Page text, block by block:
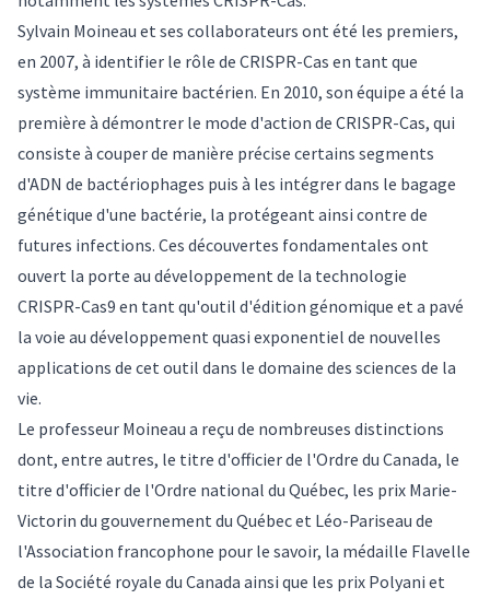
Sylvain Moineau et ses collaborateurs ont été les premiers,
en 2007, à identifier le rôle de CRISPR-Cas en tant que
système immunitaire bactérien. En 2010, son équipe a été la
première à démontrer le mode d'action de CRISPR-Cas, qui
consiste à couper de manière précise certains segments
d'ADN de bactériophages puis à les intégrer dans le bagage
génétique d'une bactérie, la protégeant ainsi contre de
futures infections. Ces découvertes fondamentales ont
ouvert la porte au développement de la technologie
CRISPR-Cas9 en tant qu'outil d'édition génomique et a pavé
la voie au développement quasi exponentiel de nouvelles
applications de cet outil dans le domaine des sciences de la
vie.
Le professeur Moineau a reçu de nombreuses distinctions
dont, entre autres, le titre d'officier de l'Ordre du Canada, le
titre d'officier de l'Ordre national du Québec, les prix Marie-
Victorin du gouvernement du Québec et Léo-Pariseau de
l'Association francophone pour le savoir, la médaille Flavelle
de la Société royale du Canada ainsi que les prix Polyani et